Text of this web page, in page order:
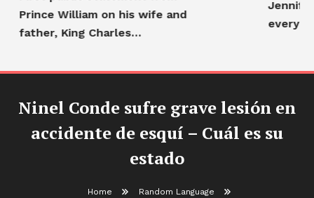
Prince William on his wife and
father, King Charles…
Jennifer
Ninel Conde sufre grave lesión en
accidente de esquí – Cuál es su
estado
Home
Random Language